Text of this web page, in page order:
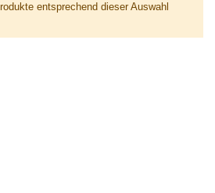
entsprechend dieser Auswahl